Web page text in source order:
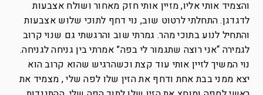
והצמיד אותי אליו, מזיין אותי חזק מאחור ושולח אצבעות
לדגדגן. התחלתי לרטוט שוב, נוי דחף לתוכי שלוש אצבעות
והתחיל לנוע בתוכי מהר. גמרתי שוב והרגשתי גם שנוי קרוב
לגמירה “אני רוצה שתגמור לי בפה” אמרתי בין גניחה לגניחה.
נוי המשיך לזיין אותי עוד קצת וכשהרגיש שהוא קרוב הוא
יצא ממני בבת אחת ודחף את הזין שלו לפה שלי , מצמיד את